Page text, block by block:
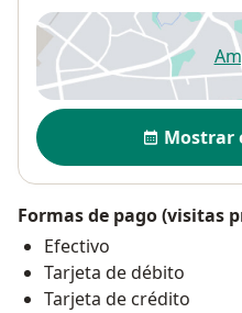
Disponibilidad
Mostrar
Formas de pago (visitas
Efectivo
Tarjeta de débito
Tarjeta de crédito